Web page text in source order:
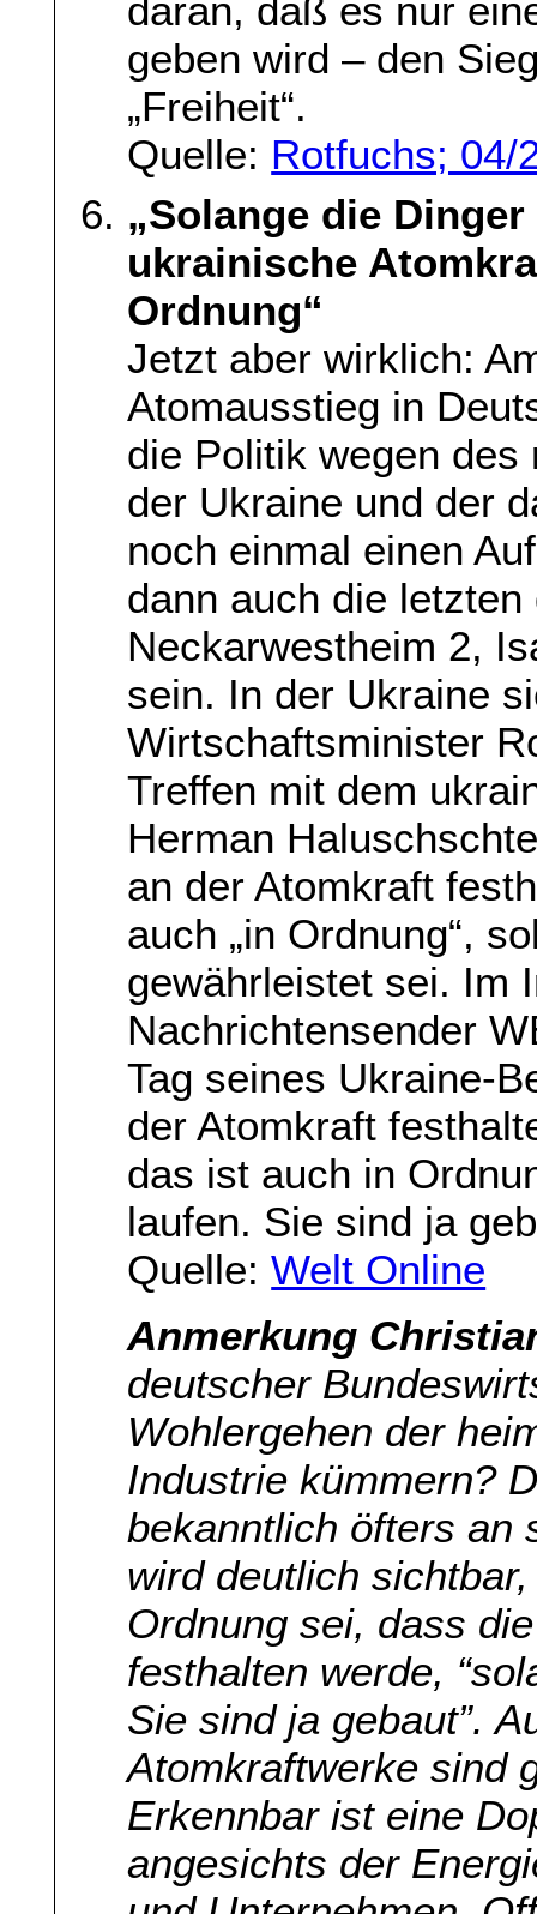
daran, daß es nur
geben wird – den
„Freiheit“.
Quelle: Rotfuchs; 04/
„Solange die
ukrainische
Ordnung“
Jetzt aber wirklich:
Atomausstieg in
die Politik wegen
der Ukraine und der
noch einmal einen
dann auch die
Neckarwestheim 2,
sein. In der Ukraine
Wirtschaftsminister
Treffen mit dem
Herman
an der Atomkraft
auch „in Ordnung“,
gewährleistet sei. Im
Nachrichtensender
Tag seines Ukraine-
der Atomkraft
das ist auch in
laufen. Sie sind ja
Quelle:Welt Online
Anmerkung
deutscher
Wohlergehen der
Industrie kümmern?
bekanntlich öfters an
wird deutlich
Ordnung sei, dass
festhalten werde,
Sie sind ja gebaut”.
Atomkraftwerke sind
Erkennbar ist eine
angesichts der